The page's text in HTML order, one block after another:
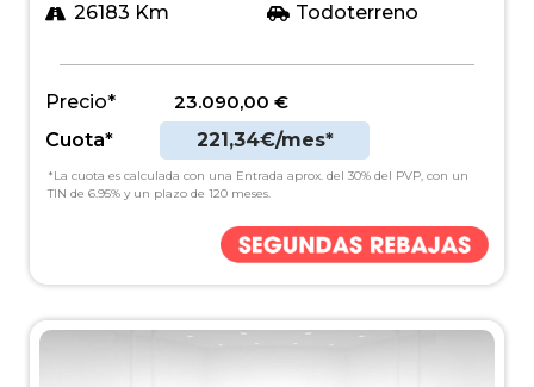
26183 Km Todoterreno
Precio* 23.090,00 €
Cuota*
221,34€/mes*
*La cuota es calculada con una Entrada aprox. del 30% del PVP, con un
TIN de 6.95% y un plazo de 120 meses.